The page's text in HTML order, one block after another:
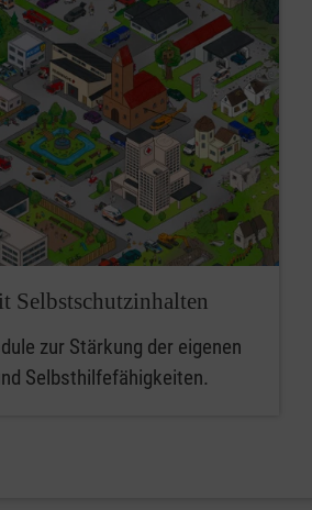
Selbstschutzinhalten
zur Stärkung der eigenen
Selbsthilfefähigkeiten.